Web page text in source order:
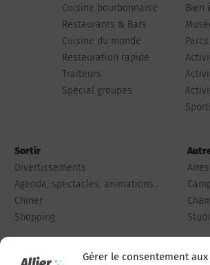
Gérer le consentement aux
Cuisine bourbonnaise
Restaurants & Bars
Cuisine du monde
Restauration rapide
Traiteurs
Spécial groupes
Bien
Sortir
Divertissements
Agenda, spectacles, animations...
Chiner
Shopping